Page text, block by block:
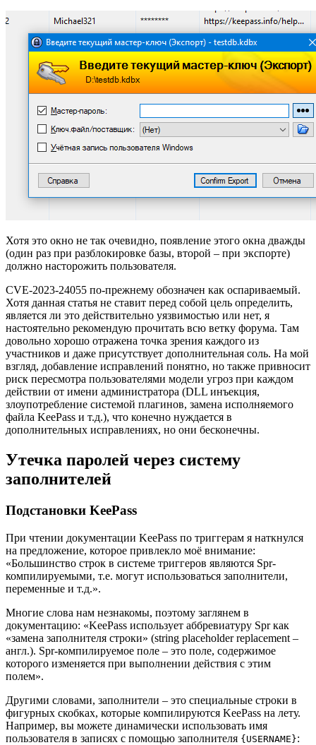
Хотя это окно не так очевидно, появление этого окна дважды
(один раз при разблокировке базы, второй – при экспорте)
должно насторожить пользователя.
CVE-2023-24055 по-прежнему обозначен как оспариваемый.
Хотя данная статья не ставит перед собой цель определить,
является ли это действительно уязвимостью или нет, я
настоятельно рекомендую прочитать всю ветку форума. Там
довольно хорошо отражена точка зрения каждого из
участников и даже присутствует дополнительная соль. На мой
взгляд, добавление исправлений понятно, но также привносит
риск пересмотра пользователями модели угроз при каждом
действии от имени администратора (DLL инъекция,
злоупотребление системой плагинов, замена исполняемого
файла KeePass и т.д.), что конечно нуждается в
дополнительных исправлениях, но они бесконечны.
Утечка паролей через систему
заполнителей
Подстановки KeePass
При чтении документации KeePass по триггерам я наткнулся
на предложение, которое привлекло моё внимание:
«Большинство строк в системе триггеров являются Spr-
компилируемыми, т.е. могут использоваться заполнители,
переменные и т.д.».
Многие слова нам незнакомы, поэтому заглянем в
документацию: «KeePass использует аббревиатуру Spr как
«замена заполнителя строки» (string placeholder replacement –
англ.). Spr-компилируемое поле – это поле, содержимое
которого изменяется при выполнении действия с этим
полем».
Другими словами, заполнители – это специальные строки в
фигурных скобках, которые компилируются KeePass на лету.
Например, вы можете динамически использовать имя
пользователя в записях с помощью заполнителя {USERNAME}: